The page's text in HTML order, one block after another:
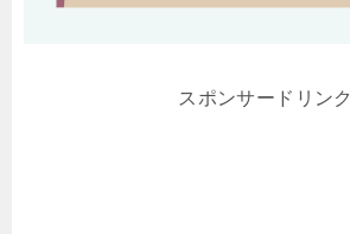
スポンサードリンク